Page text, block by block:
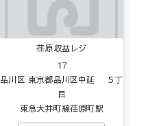
荏原収益レジ
17
品川区 東京都品川区中延 ５丁
目
東急大井町線荏原町駅